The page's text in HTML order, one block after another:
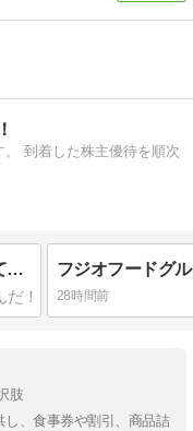
到着した株主優待を順次
ブルドックソースの株主優待がやってきた♪（選択商品）
28時間前
肢
、食事券や割引、商品詰